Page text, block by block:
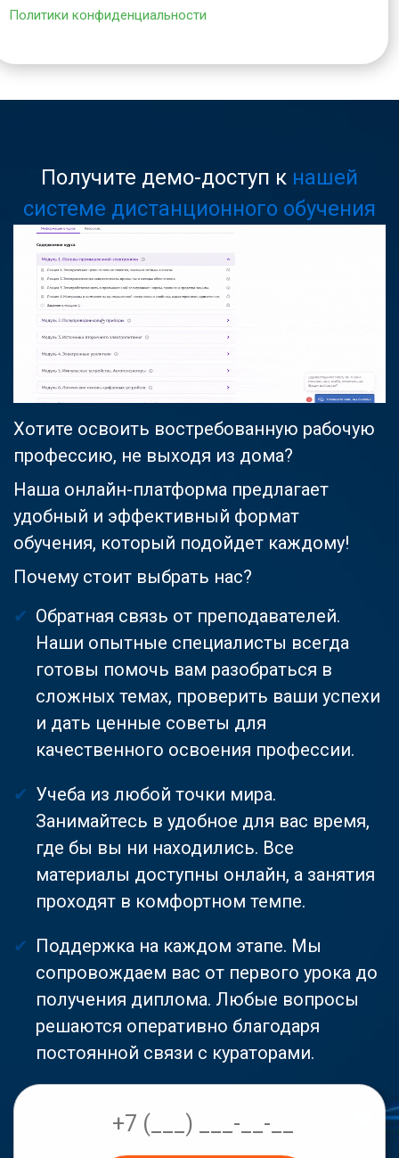
Политики конфиденциальности
Получите демо-доступ к нашей
системе дистанционного обучения
Хотите освоить востребованную рабочую
профессию, не выходя из дома?
Наша онлайн-платформа предлагает
удобный и эффективный формат
обучения, который подойдет каждому!
Почему стоит выбрать нас?
Обратная связь от преподавателей.
Наши опытные специалисты всегда
готовы помочь вам разобраться в
сложных темах, проверить ваши успехи
и дать ценные советы для
качественного освоения профессии.
Учеба из любой точки мира.
Занимайтесь в удобное для вас время,
где бы вы ни находились. Все
материалы доступны онлайн, а занятия
проходят в комфортном темпе.
Поддержка на каждом этапе. Мы
сопровождаем вас от первого урока до
получения диплома. Любые вопросы
решаются оперативно благодаря
постоянной связи с кураторами.